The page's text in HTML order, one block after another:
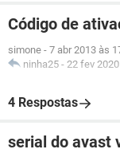
Código de
simone - 7 abr 2013 às
ninha25 - 22 fev
4 Respostas
serial do avast